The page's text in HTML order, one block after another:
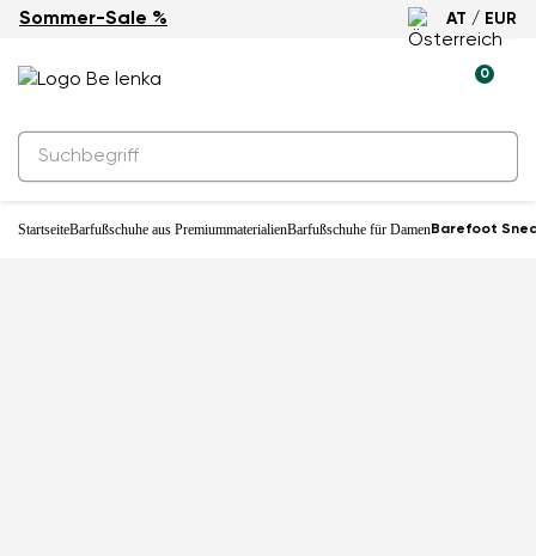
Sommer-Sale % AT / EUR
0
StartseiteBarfußschuhe aus PremiummaterialienBarfußschuhe für DamenBarefoot